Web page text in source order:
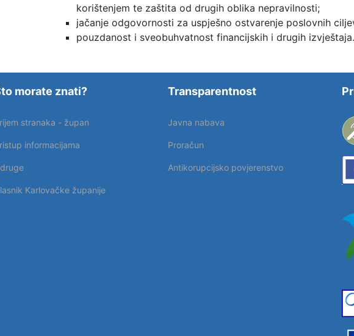
korištenjem te zaštita od drugih oblika nepravilnosti;
jačanje odgovornosti za uspješno ostvarenje poslovnih
pouzdanost i sveobuhvatnost financijskih i drugih izvještaja.
morate znati?
stranaka - župan
informacijama
Karlovačke županije
Transparentnost
Javna nabava
Proračun
Antikorupcijsko povjerenstvo